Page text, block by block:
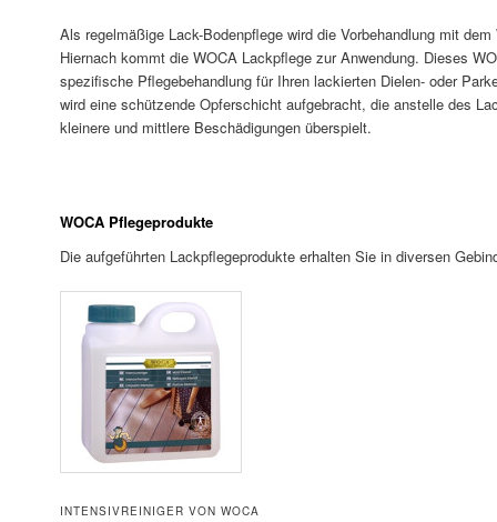
Als regelmäßige Lack-Bodenpflege wird die Vorbehandlung mit
Hiernach kommt die WOCA Lackpflege zur Anwendung. Dieses
spezifische Pflegebehandlung für Ihren lackierten Dielen- oder
wird eine schützende Opferschicht aufgebracht, die anstelle des
kleinere und mittlere Beschädigungen überspielt.
WOCA Pflegeprodukte
Die aufgeführten Lackpflegeprodukte erhalten Sie in diversen
INTENSIVREINIGER VON WOCA